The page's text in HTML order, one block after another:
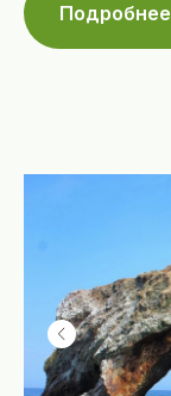
Подробнее